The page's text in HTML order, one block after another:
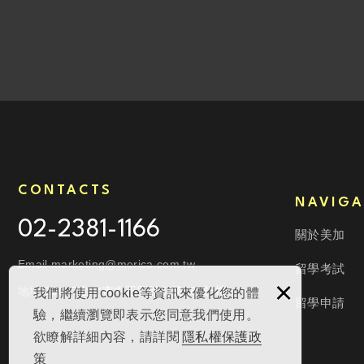
我們將使用cookie等資訊來優化您的體
驗，繼續瀏覽即表示您同意我們使用。
欲瞭解詳細內容，請詳閱 隱私權保護政
策
×
CONTACTS
02-2381-1166
Email marketing@merica.com.tw
地址10047台北市中正區館前路28號8樓
關於美加
留學考試
留學申請